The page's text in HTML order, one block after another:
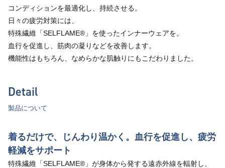
コンディションを最適化し、持続させる。
日々の疲労対策には、
特殊繊維「SELFLAME®︎」を使ったインナーウェアを。
血行を促進し、筋肉の凝りなどを改善します。
機能性はもちろん、なめらかな肌触りにもこだわりました。
Detail
製品について
着るだけで、じんわり温かく。血行を促進し、疲労
軽減をサポート
特殊繊維「SELFLAME®」が身体から発する遠赤外線を輻射し、